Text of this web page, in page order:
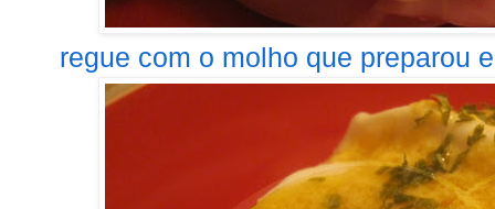
regue com o molho que preparou